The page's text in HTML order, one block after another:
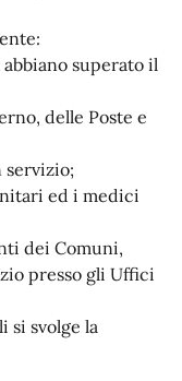
superato il
delle Poste e
servizio;
ed i medici
dei Comuni,
presso gli Uffici
si svolge la